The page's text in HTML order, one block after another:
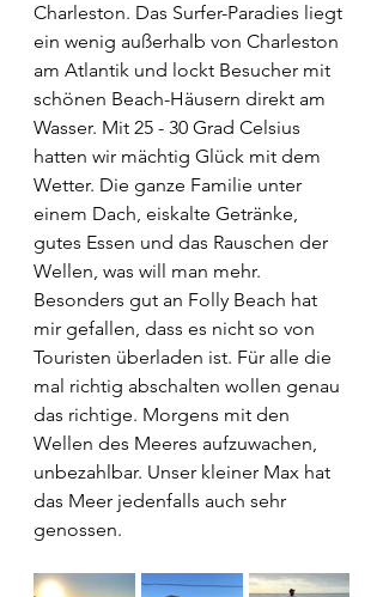
Charleston. Das Surfer-Paradies liegt
ein wenig außerhalb von Charleston
am Atlantik und lockt Besucher mit
schönen Beach-Häusern direkt am
Wasser. Mit 25 - 30 Grad Celsius
hatten wir mächtig Glück mit dem
Wetter. Die ganze Familie unter
einem Dach, eiskalte Getränke,
gutes Essen und das Rauschen der
Wellen, was will man mehr.
Besonders gut an Folly Beach hat
mir gefallen, dass es nicht so von
Touristen überladen ist. Für alle die
mal richtig abschalten wollen genau
das richtige. Morgens mit den
Wellen des Meeres aufzuwachen,
unbezahlbar. Unser kleiner Max hat
das Meer jedenfalls auch sehr
genossen.